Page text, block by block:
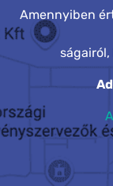
Amennyiben